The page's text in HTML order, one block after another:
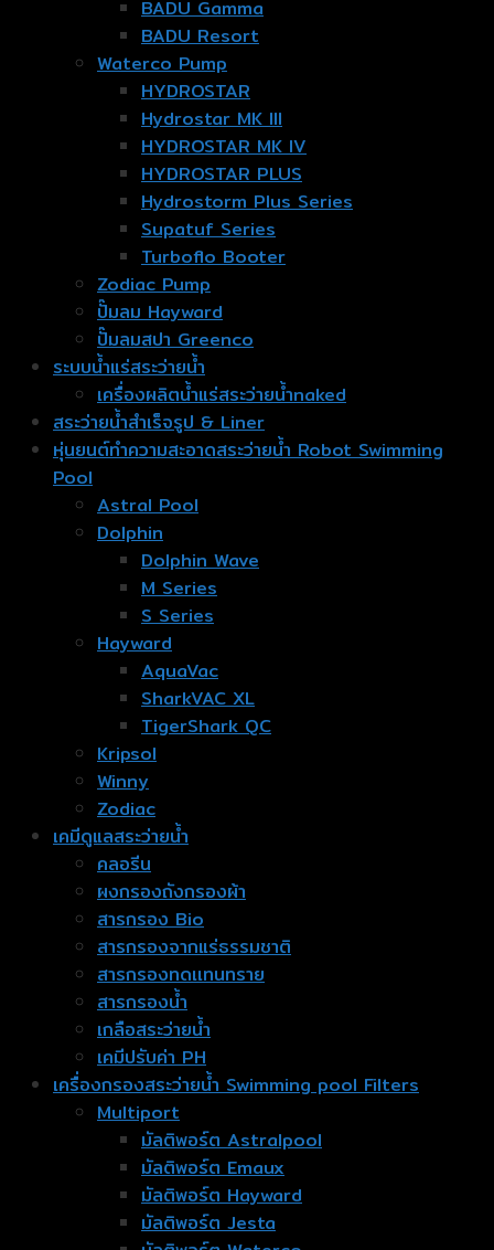
BADU Gamma
BADU Resort
Waterco Pump
HYDROSTAR
Hydrostar MK III
HYDROSTAR MK IV
HYDROSTAR PLUS
Hydrostorm Plus Series
Supatuf Series
Turboflo Booter
Zodiac Pump
ปั๊มลม Hayward
ปั๊มลมสปา Greenco
ระบบน้ำแร่สระว่ายน้ำ
เครื่องผลิตน้ำแร่สระว่ายน้ำnaked
สระว่ายน้ำสำเร็จรูป & Liner
หุ่นยนต์ทำความสะอาดสระว่ายน้ำ Robot Swimming
Pool
Astral Pool
Dolphin
Dolphin Wave
M Series
S Series
Hayward
AquaVac
SharkVAC XL
TigerShark QC
Kripsol
Winny
Zodiac
เคมีดูแลสระว่ายน้ำ
คลอรีน
ผงกรองถังกรองผ้า
สารกรอง Bio
สารกรองจากแร่ธรรมชาติ
สารกรองทดเเทนทราย
สารกรองน้ำ
เกลือสระว่ายน้ำ
เคมีปรับค่า PH
เครื่องกรองสระว่ายน้ำ Swimming pool Filters
Multiport
มัลติพอร์ต Astralpool
มัลติพอร์ต Emaux
มัลติพอร์ต Hayward
มัลติพอร์ต Jesta